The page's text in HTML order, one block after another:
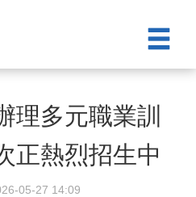
理多元職業訓
熱烈招生中
05-27 14:09